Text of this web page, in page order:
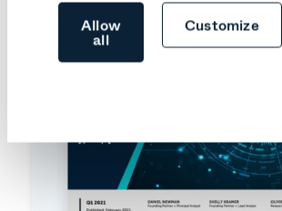
Allow
all
Customize